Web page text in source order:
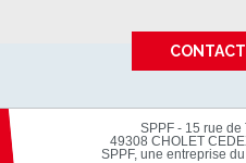
SPPF - 15 rue de
49308 CHOLET
SPPF, une entreprise du